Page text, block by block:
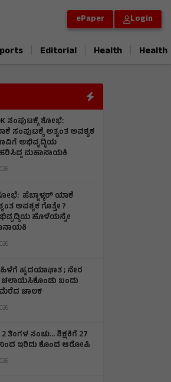
ePaper Login
Editorial Health Health
ಸಂಪುಟಕ್ಕೆ ಶೋಭೆ:
ಸಂಪುಟಕ್ಕೆ ಅತ್ಯಂತ ಅವಶ್ಯಕ
ಅಭಿವೃದ್ಧಿಯ
ಮಹಾನಾಯಕಿ
ಶೋಭೆ: ಹೆಬ್ಬಾಳ್ಕರ್ ಯಾಕೆ
ಅವಶ್ಯಕ ಗೊತ್ತೇ ?
ಹೊಳೆಯನ್ನೇ
ಹೃದಯಾಘಾತ ; ನೇರ
ಚಲಾಯಿಸಿಕೊಂಡು ಬಂದು
ಚಾಲಕ
ತಿಂಗಳ ಸಂಚು… ಶಿಕ್ಷಕಿಗೆ 27
ಇರಿದು ಕೊಂದ ಆರೋಪಿ